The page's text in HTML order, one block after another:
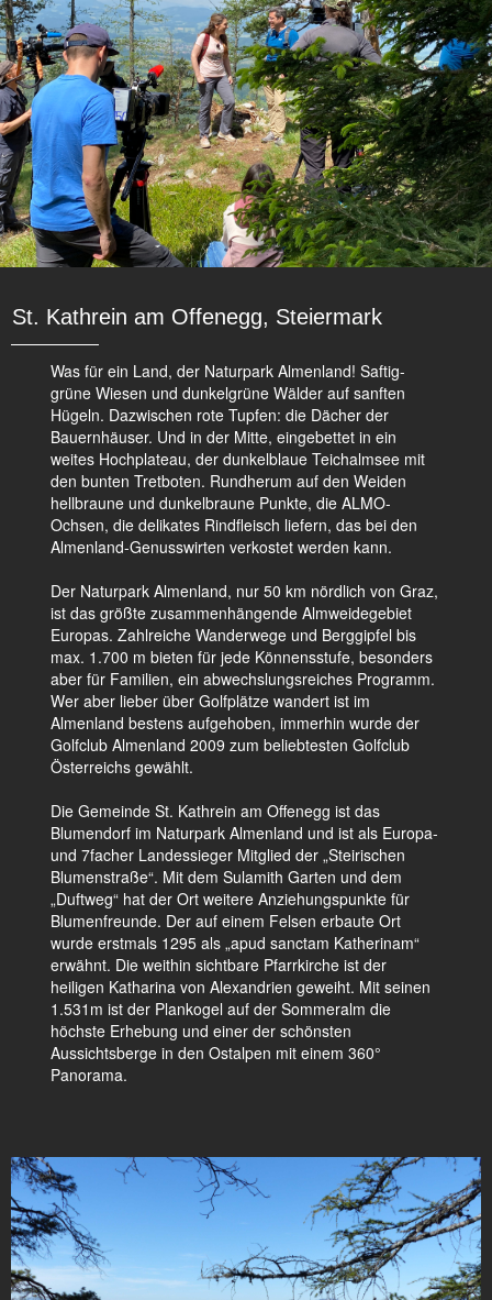
St. Kathrein am Offenegg, Steiermark
Was für ein Land, der Naturpark Almenland! Saftig-
grüne Wiesen und dunkelgrüne Wälder auf sanften
Hügeln. Dazwischen rote Tupfen: die Dächer der
Bauernhäuser. Und in der Mitte, eingebettet in ein
weites Hochplateau, der dunkelblaue Teichalmsee mit
den bunten Tretboten. Rundherum auf den Weiden
hellbraune und dunkelbraune Punkte, die ALMO-
Ochsen, die delikates Rindfleisch liefern, das bei den
Almenland-Genusswirten verkostet werden kann.
Der Naturpark Almenland, nur 50 km nördlich von Graz,
ist das größte zusammenhängende Almweidegebiet
Europas. Zahlreiche Wanderwege und Berggipfel bis
max. 1.700 m bieten für jede Könnensstufe, besonders
aber für Familien, ein abwechslungsreiches Programm.
Wer aber lieber über Golfplätze wandert ist im
Almenland bestens aufgehoben, immerhin wurde der
Golfclub Almenland 2009 zum beliebtesten Golfclub
Österreichs gewählt.
Die Gemeinde St. Kathrein am Offenegg ist das
Blumendorf im Naturpark Almenland und ist als Europa-
und 7facher Landessieger Mitglied der „Steirischen
Blumenstraße“. Mit dem Sulamith Garten und dem
„Duftweg“ hat der Ort weitere Anziehungspunkte für
Blumenfreunde. Der auf einem Felsen erbaute Ort
wurde erstmals 1295 als „apud sanctam Katherinam“
erwähnt. Die weithin sichtbare Pfarrkirche ist der
heiligen Katharina von Alexandrien geweiht. Mit seinen
1.531m ist der Plankogel auf der Sommeralm die
höchste Erhebung und einer der schönsten
Aussichtsberge in den Ostalpen mit einem 360°
Panorama.